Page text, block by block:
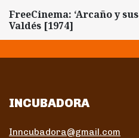
FreeCinema: ‘Arcaño y
Valdés [1974]
INCUBADORA
Inncubadora@gmail.com